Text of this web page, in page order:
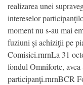
realizarea unei
intereselor
moment nu s-au mai
fuziuni şi achiziţii pe
Comisiei.rnrnLa 31
fondul Omniforte,
participanţi.rnrnBCR